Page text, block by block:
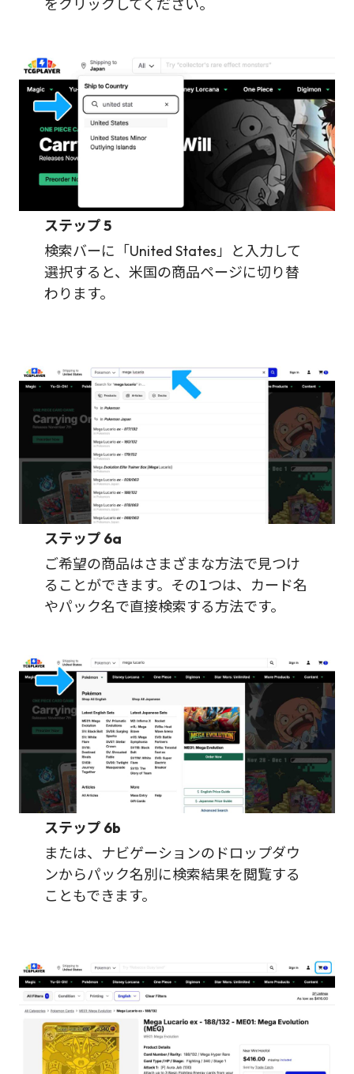
をクリックしてください。
ステップ5
検索バーに「United States」と入力して
選択すると、米国の商品ページに切り替
わります。
ステップ 6a
ご希望の商品はさまざまな方法で見つけ
ることができます。その1つは、カード名
やパック名で直接検索する方法です。
ステップ 6b
または、ナビゲーションのドロップダウ
ンからパック名別に検索結果を閲覧する
こともできます。